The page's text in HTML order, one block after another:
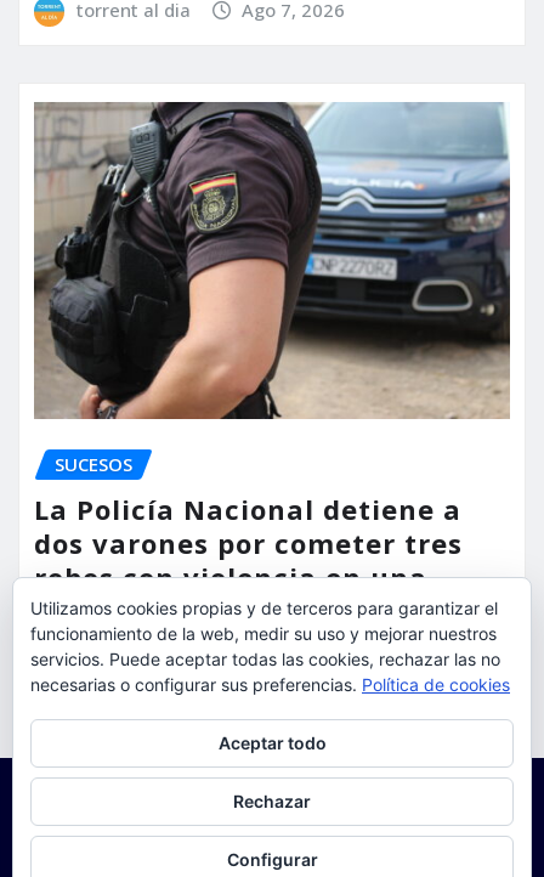
torrent al dia Ago 7, 2026
SUCESOS
La Policía Nacional detiene a
dos varones por cometer tres
robos con violencia en una
misma mañana
torrent al dia Ago 7, 2026
Utilizamos cookies propias y de terceros para garantizar el
funcionamiento de la web, medir su uso y mejorar nuestros
servicios. Puede aceptar todas las cookies, rechazar las no
necesarias o configurar sus preferencias. Política de cookies
Aceptar todo
Rechazar
Configurar
Para obtener más información, incluido cómo gestionar las cookies,